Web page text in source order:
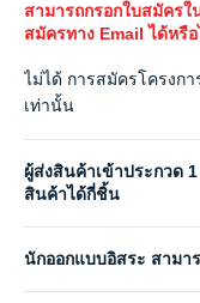
วิธีการสมัคร
กำหนดการ
ผู้ชนะรางวัล
คำถามที่พบบ่อย
สามารถกรอกใบสมัคร
สมัครทาง Email ได้หรื
ไม่ได้ การสมัครโครงก
เท่านั้น
ผู้ส่งสินค้าเข้าประกวด
สินค้าได้กี่ชิ้น
นักออกแบบอิสระ สามา